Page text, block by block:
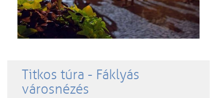
Titkos túra - Fáklyás
városnézés